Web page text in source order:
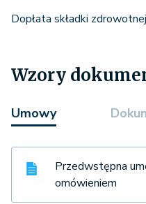
Dopłata składki
Wzory
Umowy
Przedwstępna
omówieniem